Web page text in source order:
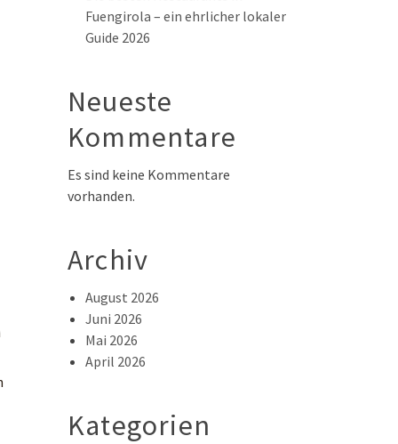
Fuengirola – ein ehrlicher lokaler
Guide 2026
Neueste
Kommentare
Es sind keine Kommentare
vorhanden.
Archiv
August 2026
Juni 2026
Mai 2026
April 2026
Kategorien